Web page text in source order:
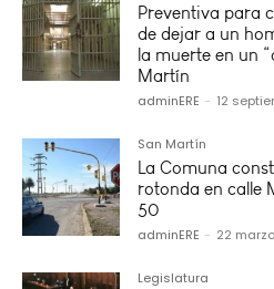
Preventiva para
de dejar a un
la muerte en un
Martín
adminERE - 12
San Martín
La Comuna
rotonda en calle
50
adminERE - 22
Legislatura